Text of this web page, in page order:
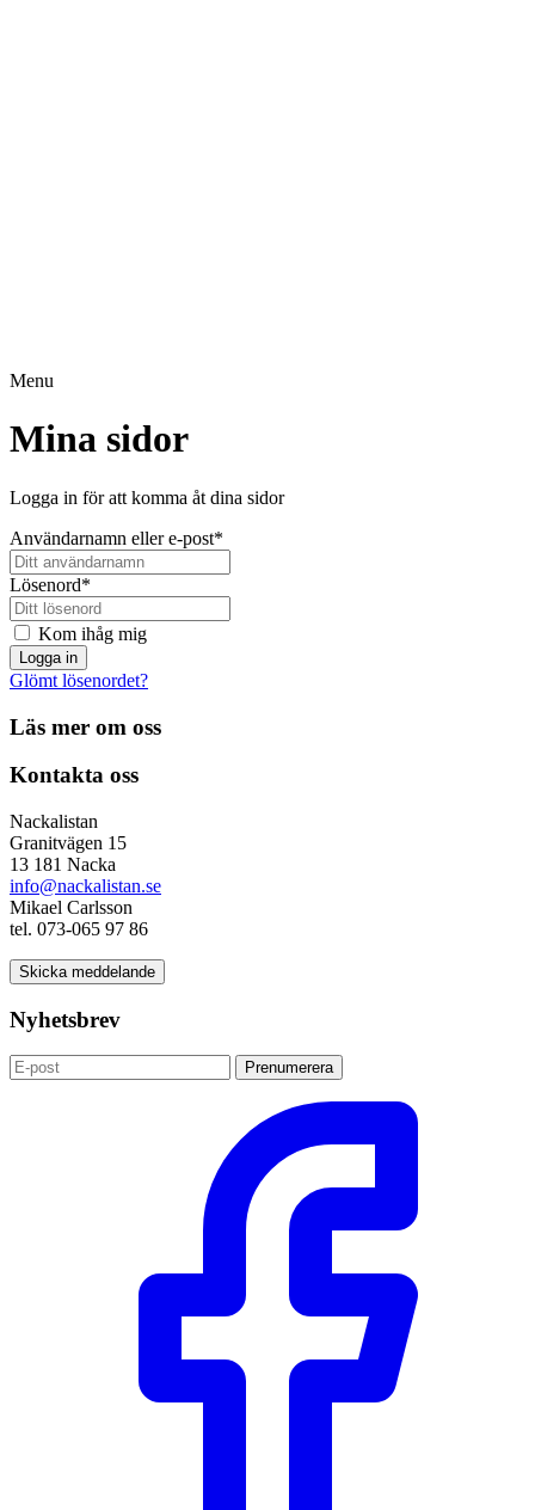
Menu
Mina sidor
Logga in för att komma åt dina sidor
Användarnamn eller e-post*
Lösenord*
Kom ihåg mig
Logga in
Glömt lösenordet?
Läs mer om oss
Kontakta oss
Nackalistan
Granitvägen 15
13 181 Nacka
info@nackalistan.se
Mikael Carlsson
tel. 073-065 97 86
Skicka meddelande
Nyhetsbrev
Prenumerera